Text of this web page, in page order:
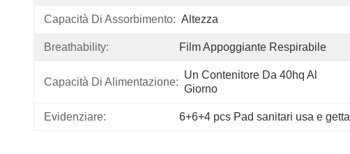
Capacità Di Assorbimento: Altezza
Breathability: Film Appoggiante Respirabile
Capacità Di Alimentazione:
Un Contenitore Da 40hq Al
Giorno
Evidenziare: 6+6+4 pcs Pad sanitari usa e getta